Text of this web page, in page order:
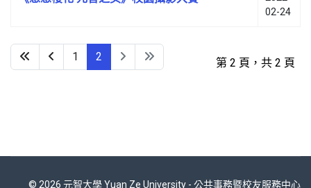
02-24
第 2 頁，共 2 頁
1 2
© 2026 元智大學 Yuan Ze University - 公共事務暨校友服務中心